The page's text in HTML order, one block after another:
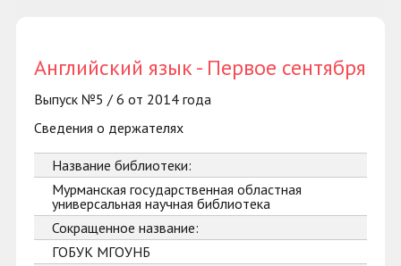
Английский язык - Первое сентября
Выпуск №5 / 6 от 2014 года
Сведения о держателях
Название библиотеки:
Мурманская государственная областная
универсальная научная библиотека
Сокращенное название:
ГОБУК МГОУНБ